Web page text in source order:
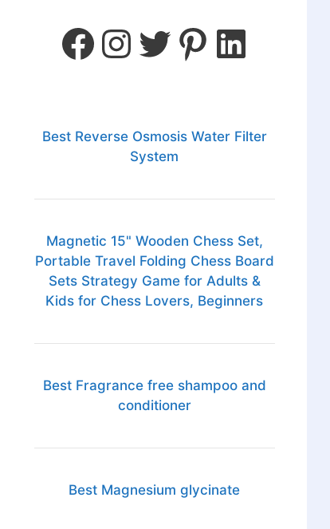
Best Reverse Osmosis Water Filter
System
Magnetic 15" Wooden Chess Set,
Portable Travel Folding Chess Board
Sets Strategy Game for Adults &
Kids for Chess Lovers, Beginners
Best Fragrance free shampoo and
conditioner
Best Magnesium glycinate